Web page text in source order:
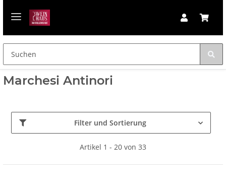
Marchesi Antinori
Filter und Sortierung
Artikel 1 - 20 von 33